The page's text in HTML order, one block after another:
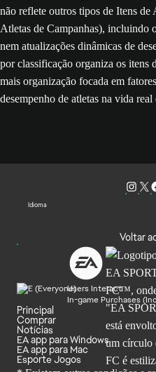
não reflete outros tipos de Itens
Atletas de Campanhas), incluindo
nem atualizações dinâmicas de
por classificação organiza os itens
mais organização focada em
desempenho de atletas na vida
Idioma
Voltar
Users Interact
In-game Purchases
Principal
Comprar
Notícias
EA app para Windows
EA app para Mac
Esporte Jogos